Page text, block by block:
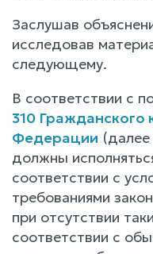
Заслушав
исследовав
следующему.
В соответствии с
310 Гражданского
Федерации (далее
должны
соответствии с
требованиями
при отсутствии
соответствии с